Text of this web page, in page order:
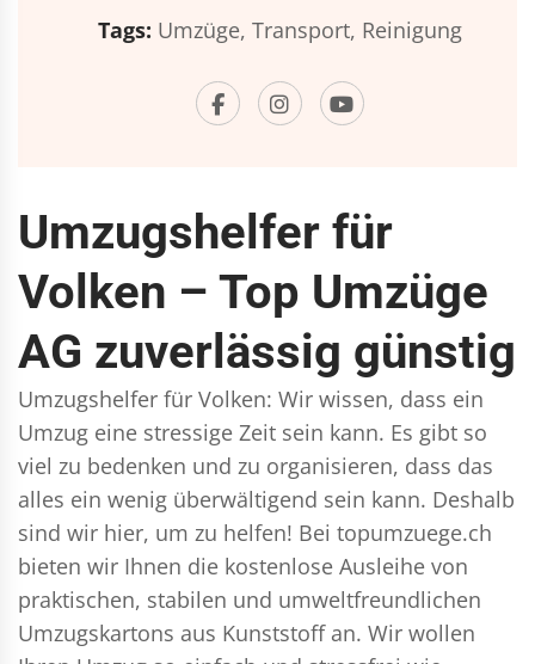
Tags: Umzüge, Transport, Reinigung
Umzugshelfer für
Volken – Top Umzüge
AG zuverlässig günstig
Umzugshelfer für Volken: Wir wissen, dass ein
Umzug eine stressige Zeit sein kann. Es gibt so
viel zu bedenken und zu organisieren, dass das
alles ein wenig überwältigend sein kann. Deshalb
sind wir hier, um zu helfen! Bei topumzuege.ch
bieten wir Ihnen die kostenlose Ausleihe von
praktischen, stabilen und umweltfreundlichen
Umzugskartons aus Kunststoff an. Wir wollen